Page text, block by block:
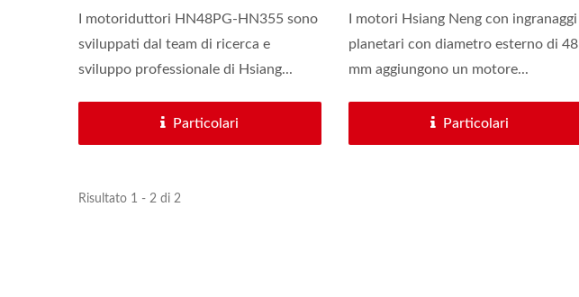
I motoriduttori HN48PG-HN355 sono
sviluppati dal team di ricerca e
sviluppo professionale di Hsiang...
Particolari
I motori Hsiang Neng con ingranaggi
planetari con diametro esterno di 48
mm aggiungono un motore...
Particolari
Risultato 1 - 2 di 2